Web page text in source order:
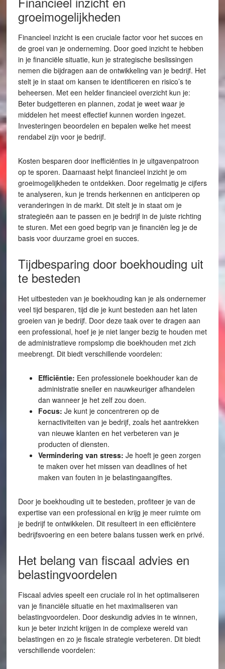
groeimogelijkheden
Financieel inzicht is een cruciale factor voor het succes en
de groei van je onderneming. Door goed inzicht te hebben
in je financiële situatie, kun je strategische beslissingen
nemen die bijdragen aan de ontwikkeling van je bedrijf. Het
stelt je in staat om kansen te identificeren en risico’s te
beheersen. Met een helder financieel overzicht kun je:
Beter budgetteren en plannen, zodat je weet waar je
middelen het meest effectief kunnen worden ingezet.
Investeringen beoordelen en bepalen welke het meest
rendabel zijn voor je bedrijf.
Kosten besparen door inefficiënties in je uitgavenpatroon
op te sporen. Daarnaast helpt financieel inzicht je om
groeimogelijkheden te ontdekken. Door regelmatig je cijfers
te analyseren, kun je trends herkennen en anticiperen op
veranderingen in de markt. Dit stelt je in staat om je
strategieën aan te passen en je bedrijf in de juiste richting
te sturen. Met een goed begrip van je financiën leg je de
basis voor duurzame groei en succes.
Tijdbesparing door boekhouding uit
te besteden
Het uitbesteden van je boekhouding kan je als ondernemer
veel tijd besparen, tijd die je kunt besteden aan het laten
groeien van je bedrijf. Door deze taak over te dragen aan
een professional, hoef je je niet langer bezig te houden met
de administratieve rompslomp die boekhouden met zich
meebrengt. Dit biedt verschillende voordelen:
Efficiëntie: Een professionele boekhouder kan de
administratie sneller en nauwkeuriger afhandelen
dan wanneer je het zelf zou doen.
Focus: Je kunt je concentreren op de
kernactiviteiten van je bedrijf, zoals het aantrekken
van nieuwe klanten en het verbeteren van je
producten of diensten.
Vermindering van stress: Je hoeft je geen zorgen
te maken over het missen van deadlines of het
maken van fouten in je belastingaangiftes.
Door je boekhouding uit te besteden, profiteer je van de
expertise van een professional en krijg je meer ruimte om
je bedrijf te ontwikkelen. Dit resulteert in een efficiëntere
bedrijfsvoering en een betere balans tussen werk en privé.
Het belang van fiscaal advies en
belastingvoordelen
Fiscaal advies speelt een cruciale rol in het optimaliseren
van je financiële situatie en het maximaliseren van
belastingvoordelen. Door deskundig advies in te winnen,
kun je beter inzicht krijgen in de complexe wereld van
belastingen en zo je fiscale strategie verbeteren. Dit biedt
verschillende voordelen: